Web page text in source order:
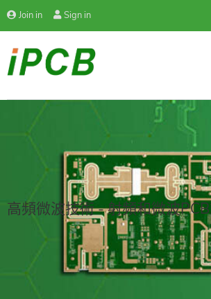
Join in Sign in
高頻微波技術 - 射頻和微波